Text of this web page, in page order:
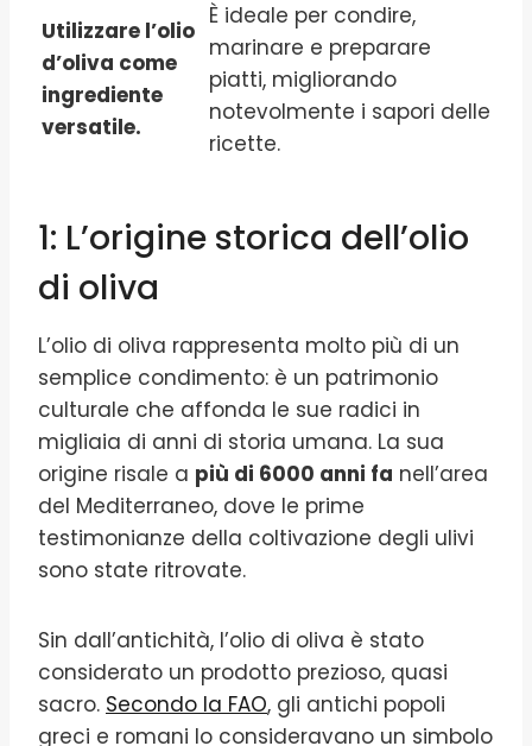
Utilizzare l’olio
d’oliva come
ingrediente
versatile.
È ideale per condire,
marinare e preparare
piatti, migliorando
notevolmente i sapori delle
ricette.
1: L’origine storica dell’olio
di oliva
L’olio di oliva rappresenta molto più di un
semplice condimento: è un patrimonio
culturale che affonda le sue radici in
migliaia di anni di storia umana. La sua
origine risale a più di 6000 anni fa nell’area
del Mediterraneo, dove le prime
testimonianze della coltivazione degli ulivi
sono state ritrovate.
Sin dall’antichità, l’olio di oliva è stato
considerato un prodotto prezioso, quasi
sacro. Secondo la FAO, gli antichi popoli
greci e romani lo consideravano un simbolo